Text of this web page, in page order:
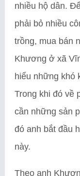
nhiều hộ dân.
phải bỏ nhiều
trồng, mua bán
Khương ở xã
hiểu những khó
Trong khi đó về
cần những sản
đó anh bắt đầu
này.
Theo anh